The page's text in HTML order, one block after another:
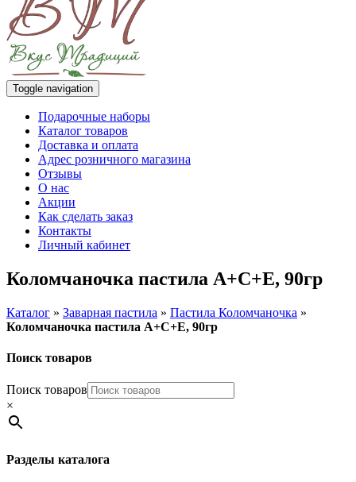
Toggle navigation
Подарочные наборы
Каталог товаров
Доставка и оплата
Адрес розничного магазина
Отзывы
О нас
Акции
Как сделать заказ
Контакты
Личный кабинет
Коломчаночка пастила А+С+Е, 90гр
Каталог » Заварная пастила » Пастила Коломчаночка »
Коломчаночка пастила А+С+Е, 90гр
Поиск товаров
Поиск товаров
×
Разделы каталога